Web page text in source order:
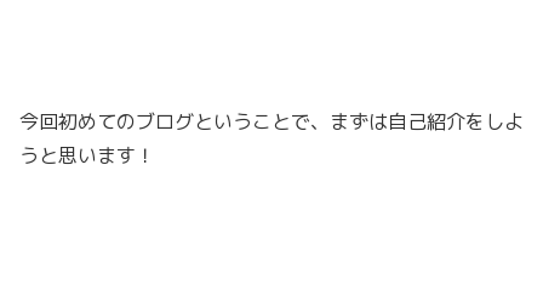
今回初めてのブログということで、まずは自己紹介をしよ
うと思います！